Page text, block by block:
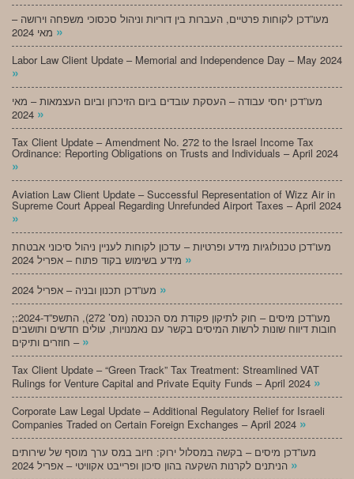
מעו”דכן לקוחות פרטיים, העברות בין דוריות וניהול סכסוכי משפחה וירושה –
»
Labor Law Client Update – Memorial and Independence Day – May 2024
»
מעו”דכן יחסי עבודה – העסקת עובדים ביום הזיכרון וביום העצמאות – מאי
»
Tax Client Update – Amendment No. 272 to the Israel Income Tax
Ordinance: Reporting Obligations on Trusts and Individuals – April 2024
»
Aviation Law Client Update – Successful Representation of Wizz Air in
Supreme Court Appeal Regarding Unrefunded Airport Taxes – April 2024
»
מעו”דכן טכנולוגיות מידע ופרטיות – עדכון לקוחות לעניין ניהול סיכוני אבטחת
»
»
;מעו”דכן מיסים – חוק לתיקון פקודת מס הכנסה (מס’ 272), התשפ”ד-2024:
חובות דיווח שונות לרשות המיסים בקשר עם נאמנויות, עולים חדשים ותושבים
חוזרים ותיקים – »
Tax Client Update – “Green Track” Tax Treatment: Streamlined VAT
Rulings for Venture Capital and Private Equity Funds – April 2024 »
Corporate Law Legal Update – Additional Regulatory Relief for Israeli
Companies Traded on Certain Foreign Exchanges – April 2024 »
מעו”דכן מיסים – בקשה במסלול ירוק: חיוב במס ערך מוסף של שירותים
»